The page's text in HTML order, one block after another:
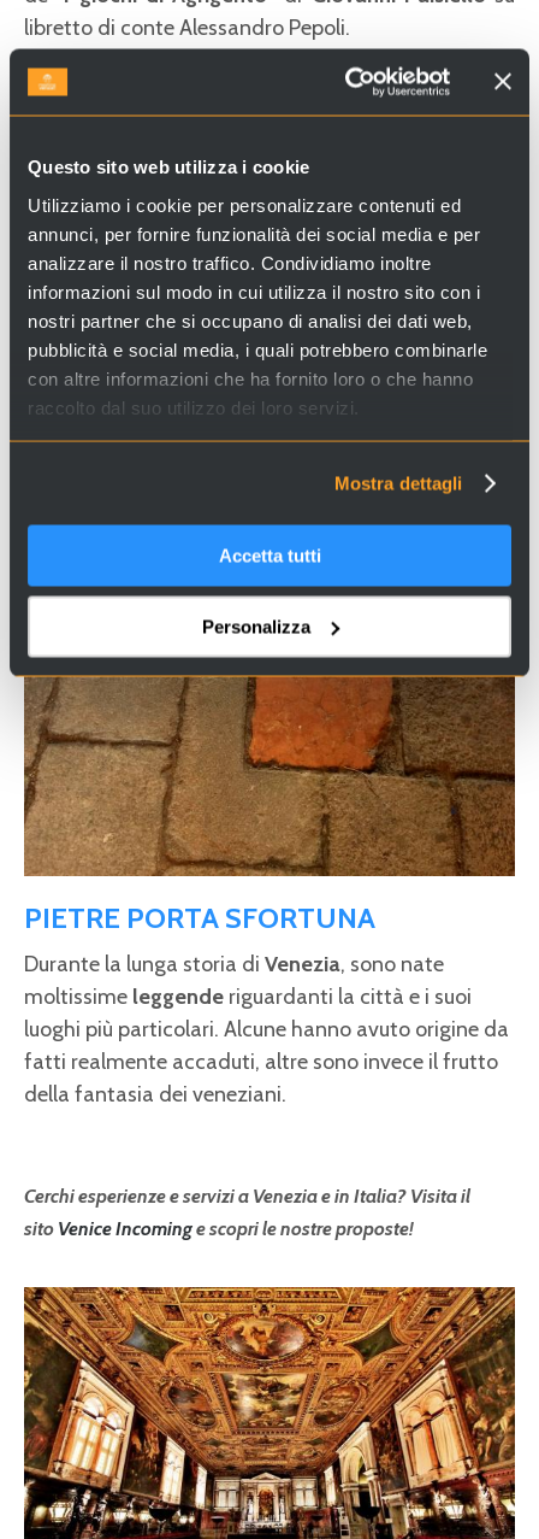
Questo sito web utilizza i cookie
Utilizziamo i cookie per personalizzare contenuti ed
annunci, per fornire funzionalità dei social media e per
analizzare il nostro traffico. Condividiamo inoltre
informazioni sul modo in cui utilizza il nostro sito con i
nostri partner che si occupano di analisi dei dati web,
pubblicità e social media, i quali potrebbero combinarle
con altre informazioni che ha fornito loro o che hanno
raccolto dal suo utilizzo dei loro servizi.
Mostra dettagli
Accetta tutti
Personalizza
libretto di conte Alessandro Pepoli.
sitoVenice Incominge scopri le nostre proposte!
PIETRE PORTA SFORTUNA
Durante la lunga storia di Venezia, sono nate
moltissime leggende riguardanti la città e i suoi
luoghi più particolari. Alcune hanno avuto origine da
fatti realmente accaduti, altre sono invece il frutto
della fantasia dei veneziani.
Cerchi esperienze e servizi a Venezia e in Italia? Visita il
sito Venice Incominge scopri le nostre proposte!